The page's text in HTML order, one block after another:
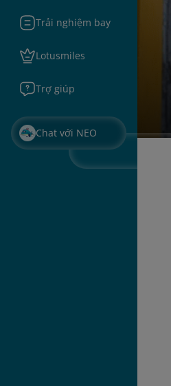
Trải nghiệm bay
Lotusmiles
Trợ giúp
Chat với NEO